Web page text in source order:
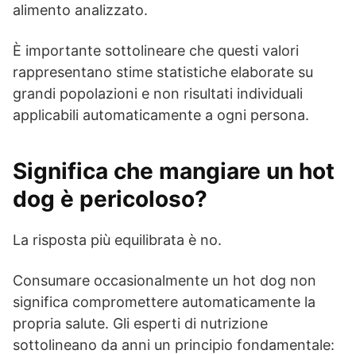
alimento analizzato.
È importante sottolineare che questi valori
rappresentano stime statistiche elaborate su
grandi popolazioni e non risultati individuali
applicabili automaticamente a ogni persona.
Significa che mangiare un hot
dog è pericoloso?
La risposta più equilibrata è no.
Consumare occasionalmente un hot dog non
significa compromettere automaticamente la
propria salute. Gli esperti di nutrizione
sottolineano da anni un principio fondamentale: